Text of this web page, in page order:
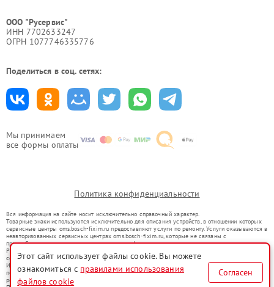
Мы принимаем
все формы оплаты
ООО "Русервис"
ИНН 7702633247
ОГРН 1077746335776
Поделиться в соц. сетях:
Политика конфиденциальности
Вся информация на сайте носит исключительно справочный характер.
Товарные знаки используются исключительно для описания устройств, в отношении которых
сервисные центры oms.bosch-fixim.ru предоставляют услуги по ремонту. Услуги оказываются в
неавторизованных сервисных центрах oms.bosch-fixim.ru, которые не связаны с
правообладателями товарных знаков или их официальными представителями.
Ремонт осуществляется для устройств, уже введенных в гражданский оборот в соответствии
со статьей 1487 ГК РФ.
Использование товарных знаков не преследует цели индивидуализации услуг или введения
потребителей в заблуждение, а служит для информирования о предоставляемых услугах по
ремонту техники указанных брендов.
Этот сайт использует файлы cookie. Вы можете
ознакомиться с правилами использования
файлов cookie
Согласен